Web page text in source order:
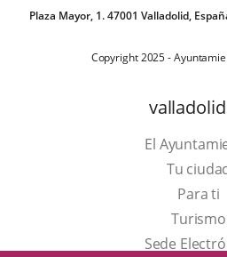
Plaza Mayor, 1. 47001 Valladolid,
Copyright 2025 -
El
Tu
Para ti
Turismo
Sede